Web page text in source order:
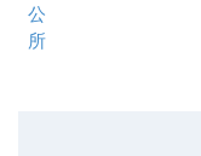
公
所